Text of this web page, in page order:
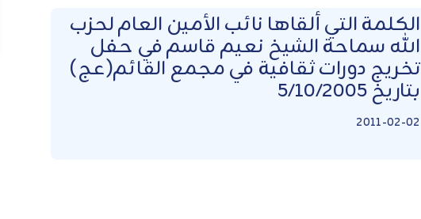
الكلمة التي ألقاها نائب الأمين العام لحزب
الله سماحة الشيخ نعيم قاسم في حفل
تخريج دورات ثقافية في مجمع القائم(عج)
بتاريخ 5/10/2005
2011-02-02